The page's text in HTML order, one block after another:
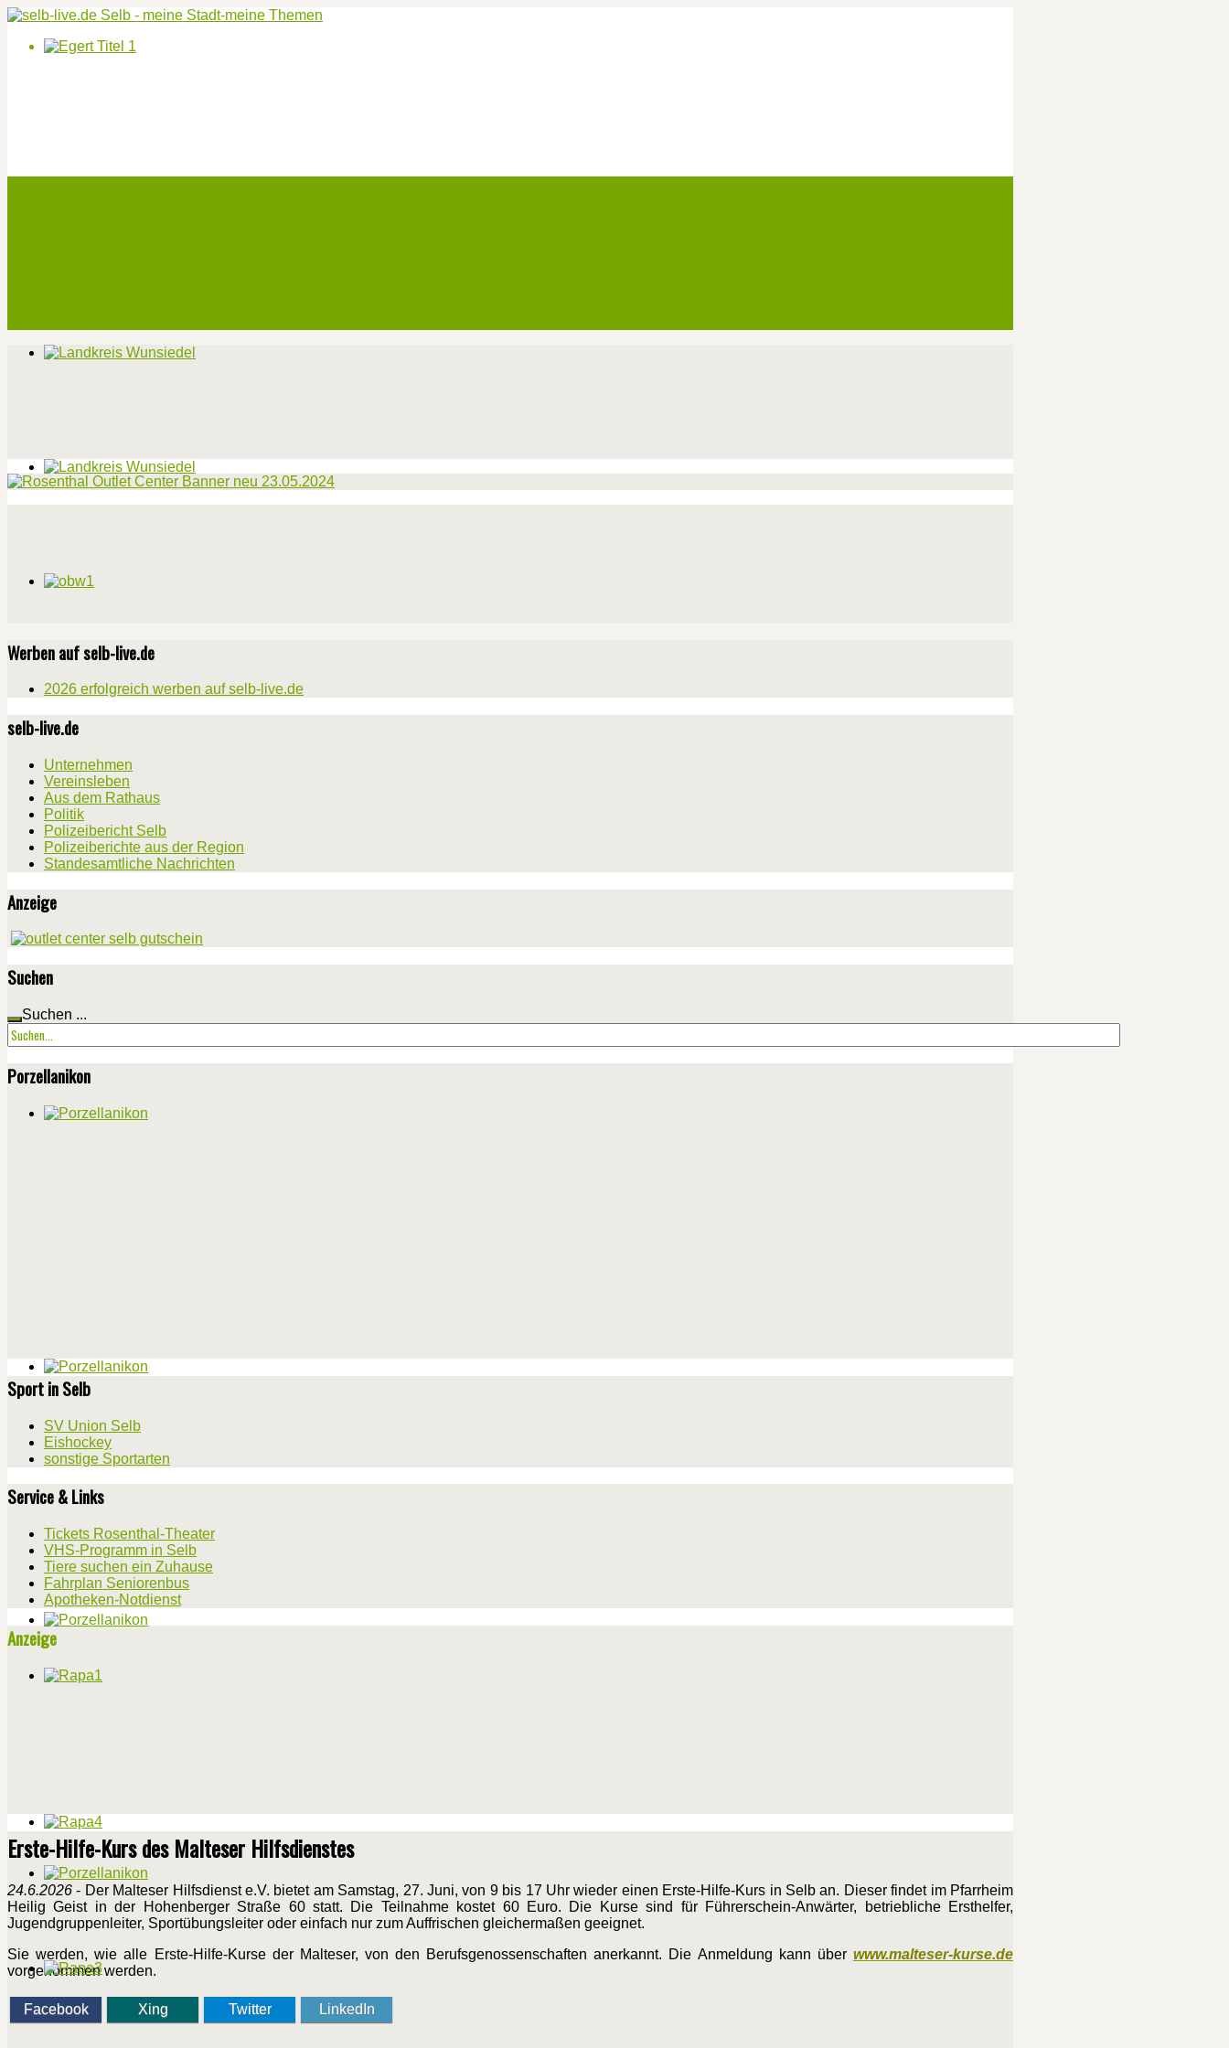
Werben auf selb-live.de
2026 erfolgreich werben auf selb-live.de
selb-live.de
Unternehmen
Vereinsleben
Aus dem Rathaus
Politik
Polizeibericht Selb
Polizeiberichte aus der Region
Standesamtliche Nachrichten
Anzeige
Suchen
Suchen ...
Porzellanikon
Sport in Selb
SV Union Selb
Eishockey
sonstige Sportarten
Service & Links
Tickets Rosenthal-Theater
VHS-Programm in Selb
Tiere suchen ein Zuhause
Fahrplan Seniorenbus
Apotheken-Notdienst
Anzeige
Erste-Hilfe-Kurs des Malteser Hilfsdienstes
24.6.2026 - Der Malteser Hilfsdienst e.V. bietet am Samstag, 27. Juni, von 9 bis 17 Uhr wieder einen Erste-Hilfe-Kurs in Selb an. Dieser findet im Pfarrheim
Heilig Geist in der Hohenberger Straße 60 statt. Die Teilnahme kostet 60 Euro. Die Kurse sind für Führerschein-Anwärter, betriebliche Ersthelfer,
Jugendgruppenleiter, Sportübungsleiter oder einfach nur zum Auffrischen gleichermaßen geeignet.
Sie werden, wie alle Erste-Hilfe-Kurse der Malteser, von den Berufsgenossenschaften anerkannt. Die Anmeldung kann über www.malteser-kurse.de
vorgenommen werden.
Facebook Xing Twitter LinkedIn